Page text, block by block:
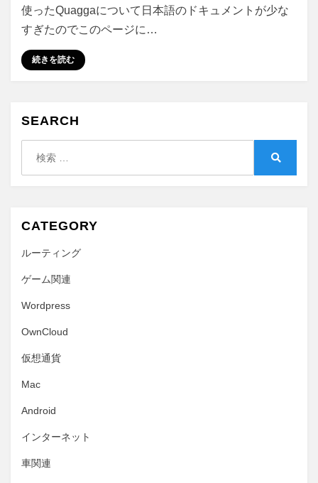
BGP
ル
タ
ー
る
使ったQuaggaについて日本語のドキュメントが少な
すぎたのでこのページに…
続きを読む
SEARCH
CATEGORY
ルーティング
ゲーム関連
Wordpress
OwnCloud
仮想通貨
Mac
Android
インターネット
車関連